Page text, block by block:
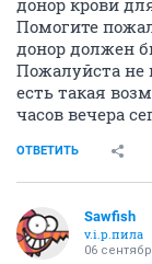
донор крови
Помогите
донор должен
Пожалуйста не
есть такая
часов вечера
ОТВЕТИТЬ
Sawfish
v.i.p.пила
06